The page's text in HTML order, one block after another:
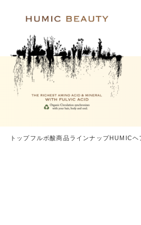
トップフルボ酸商品ラインナップHUMICヘ